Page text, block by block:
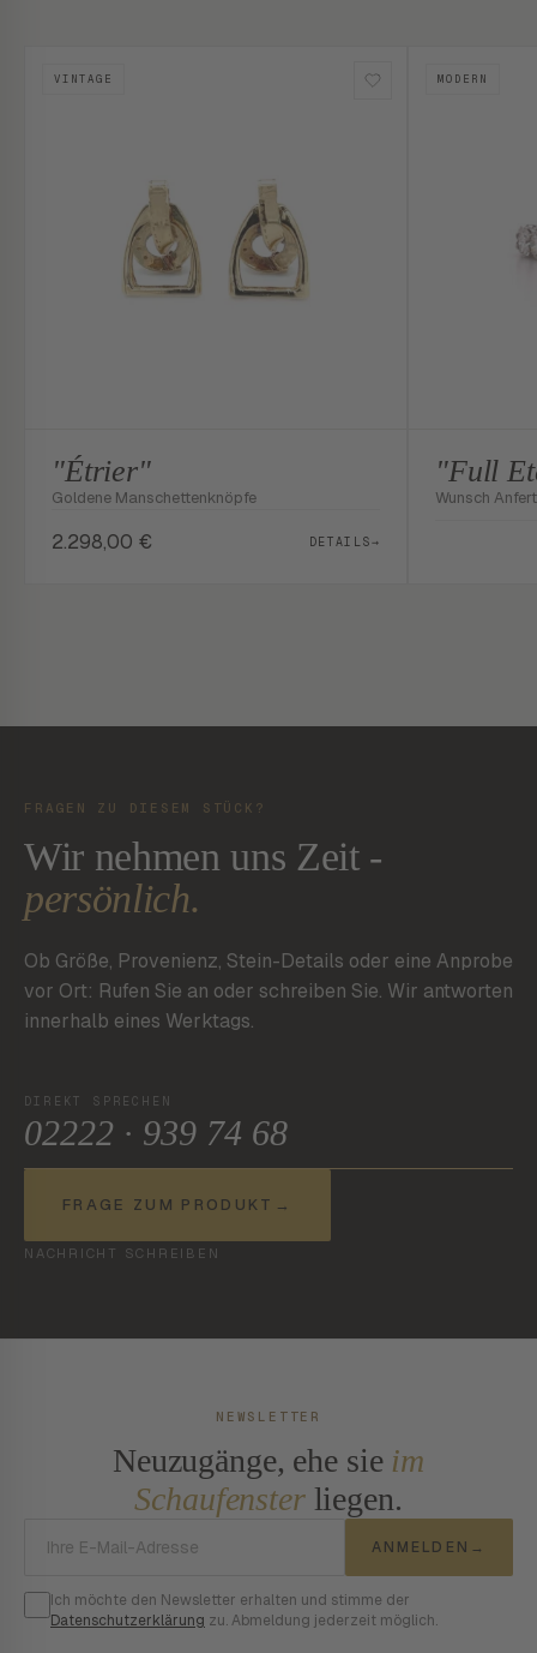
VINTAGE
"Étrier"
Goldene Manschettenknöpfe
2.298,00 € DETAILS→
MODERN
"Full
Wunsch
FRAGEN ZU DIESEM STÜCK?
Wir nehmen uns Zeit -
persönlich.
Ob Größe, Provenienz, Stein-Details oder eine Anprobe
vor Ort: Rufen Sie an oder schreiben Sie. Wir antworten
innerhalb eines Werktags.
DIREKT SPRECHEN
02222 · 939 74 68
FRAGE ZUM PRODUKT →
NACHRICHT SCHREIBEN
NEWSLETTER
Neuzugänge, ehe sie im
Schaufensterliegen.
ANMELDEN →
Ich möchte den Newsletter erhalten und stimme der
Datenschutzerklärung zu. Abmeldung jederzeit möglich.